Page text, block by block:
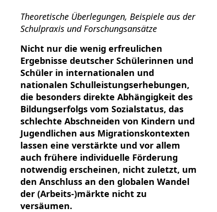
Theoretische Überlegungen, Beispiele aus der
Schulpraxis und Forschungsansätze
Nicht nur die wenig erfreulichen
Ergebnisse deutscher Schülerinnen und
Schüler in internationalen und
nationalen Schulleistungserhebungen,
die besonders direkte Abhängigkeit des
Bildungserfolgs vom Sozialstatus, das
schlechte Abschneiden von Kindern und
Jugendlichen aus Migrationskontexten
lassen eine verstärkte und vor allem
auch frühere individuelle Förderung
notwendig erscheinen, nicht zuletzt, um
den Anschluss an den globalen Wandel
der (Arbeits-)märkte nicht zu
versäumen.